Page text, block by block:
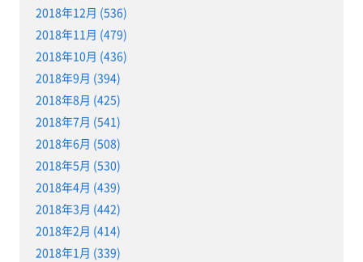
2018年12月 (536)
2018年11月 (479)
2018年10月 (436)
2018年9月 (394)
2018年8月 (425)
2018年7月 (541)
2018年6月 (508)
2018年5月 (530)
2018年4月 (439)
2018年3月 (442)
2018年2月 (414)
2018年1月 (339)